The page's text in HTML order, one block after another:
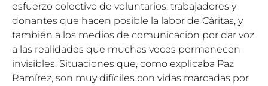
esfuerzo colectivo de voluntarios, trabajadores y
donantes que hacen posible la labor de Cáritas, y
también a los medios de comunicación por dar voz
a las realidades que muchas veces permanecen
invisibles. Situaciones que, como explicaba Paz
Ramírez, son muy difíciles con vidas marcadas por